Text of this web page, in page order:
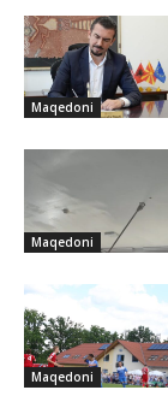
Maqedoni
Maqedoni
Maqedoni